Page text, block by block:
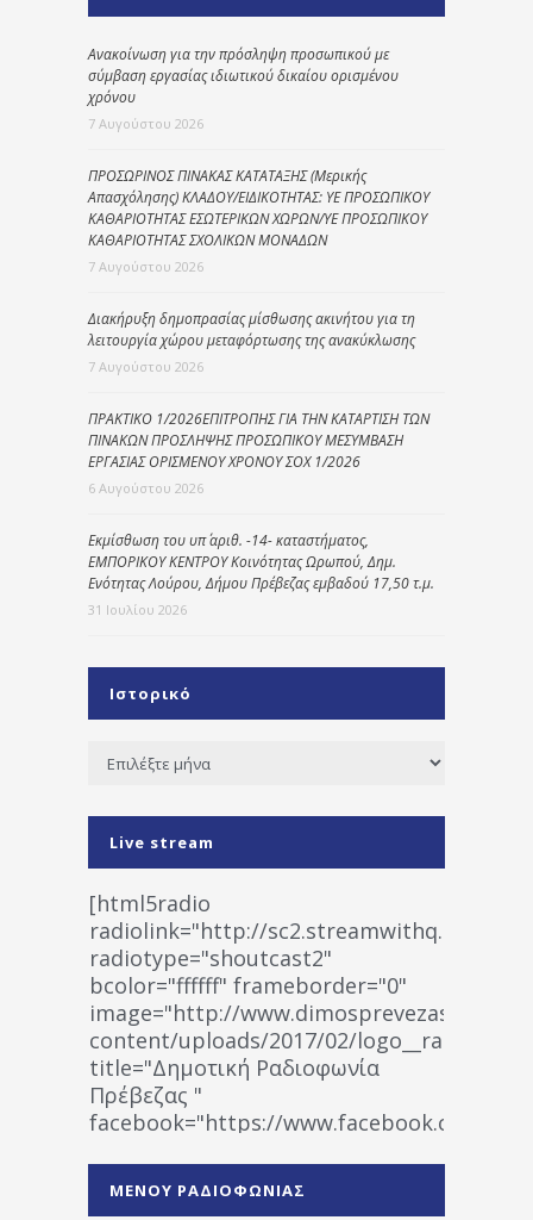
Ανακοίνωση για την πρόσληψη προσωπικού με
σύμβαση εργασίας ιδιωτικού δικαίου ορισμένου
χρόνου
7 Αυγούστου 2026
ΠΡΟΣΩΡΙΝΟΣ ΠΙΝΑΚΑΣ ΚΑΤΑΤΑΞΗΣ (Μερικής
Απασχόλησης) ΚΛΑΔΟΥ/ΕΙΔΙΚΟΤΗΤΑΣ: ΥΕ ΠΡΟΣΩΠΙΚΟΥ
ΚΑΘΑΡΙΟΤΗΤΑΣ ΕΣΩΤΕΡΙΚΩΝ ΧΩΡΩΝ/ΥΕ ΠΡΟΣΩΠΙΚΟΥ
ΚΑΘΑΡΙΟΤΗΤΑΣ ΣΧΟΛΙΚΩΝ ΜΟΝΑΔΩΝ
7 Αυγούστου 2026
Διακήρυξη δημοπρασίας μίσθωσης ακινήτου για τη
λειτουργία χώρου μεταφόρτωσης της ανακύκλωσης
7 Αυγούστου 2026
ΠΡΑΚΤΙΚΟ 1/2026ΕΠΙΤΡΟΠΗΣ ΓΙΑ ΤΗΝ ΚΑΤΑΡΤΙΣΗ ΤΩΝ
ΠΙΝΑΚΩΝ ΠΡΟΣΛΗΨΗΣ ΠΡΟΣΩΠΙΚΟΥ ΜΕΣΥΜΒΑΣΗ
ΕΡΓΑΣΙΑΣ ΟΡΙΣΜΕΝΟΥ ΧΡΟΝΟΥ ΣΟΧ 1/2026
6 Αυγούστου 2026
Εκμίσθωση του υπ΄ αριθ. -14- καταστήματος,
ΕΜΠΟΡΙΚΟΥ ΚΕΝΤΡΟΥ Κοινότητας Ωρωπού, Δημ.
Ενότητας Λούρου, Δήμου Πρέβεζας εμβαδού 17,50 τ.μ.
31 Ιουλίου 2026
Ιστορικό
Ιστορικό
Live stream
[html5radio
radiolink="http://
radiotype="shoutcast2"
bcolor="ffffff" frameborder="0"
image="http://www.dimosprevezas.gr/wp-
content/uploads/2017/02/
title="Δημοτική Ραδιοφωνία
Πρέβεζας "
facebook="https://www.facebook.com/
1531194763766854/" artist="" ]
ΜΕΝΟΥ ΡΑΔΙΟΦΩΝΙΑΣ